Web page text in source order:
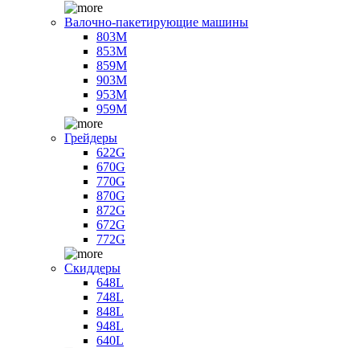
Валочно-пакетирующие машины
803M
853M
859M
903M
953M
959M
Грейдеры
622G
670G
770G
870G
872G
672G
772G
Скиддеры
648L
748L
848L
948L
640L